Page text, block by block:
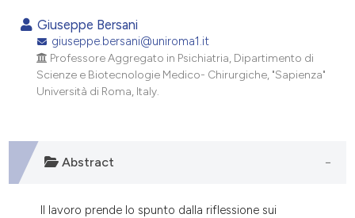
how this article has been
scite.ai
of the citation, a
describing whether
mentions, or contrasts
cited claim, and a label
Giuseppe Bersani
giuseppe.bersani@uniroma1.it
Professore Aggregato in Psichiatria, Dipartimento di
Scienze e Biotecnologie Medico- Chirurgiche, "Sapienza"
Università di Roma, Italy.
Abstract
Il lavoro prende lo spunto dalla riflessione sui